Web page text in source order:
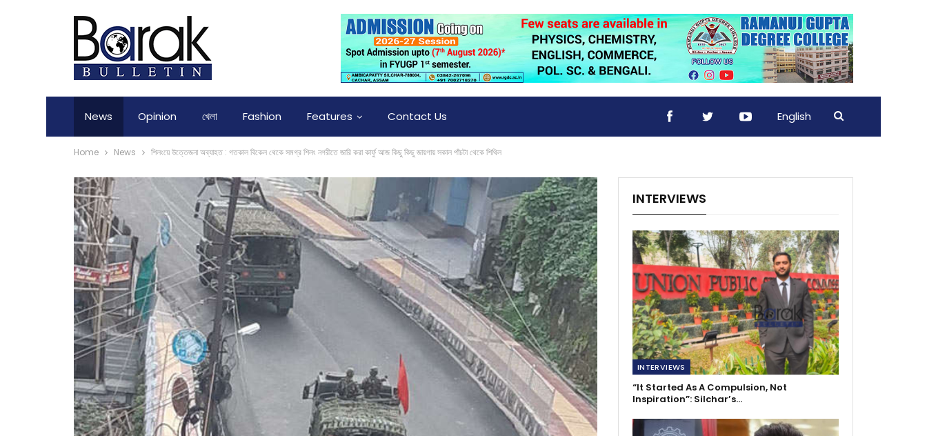
News Opinion খেলা Fashion Features Contact Us English
Home News শিলংয়ে উত্তেজনা অব্যাহত : গতকাল বিকেল থেকে সমগ্র শিলং নগরীতে জারি করা কার্ফু আজ কিছু কিছু জায়গায় সকাল পাঁচটা থেকে শিথিল
INTERVIEWS
INTERVIEWS
“It Started As A Compulsion, Not
Inspiration”: Silchar’s…